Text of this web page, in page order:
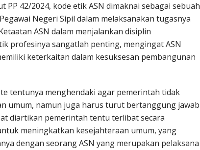
42/2024, kode etik ASN dimaknai sebagai sebuah
Negeri Sipil dalam melaksanakan tugasnya
ASN dalam menjalankan disiplin
profesinya sangatlah penting, mengingat ASN
keterkaitan dalam kesuksesan pembangunan
tentunya menghendaki agar pemerintah tidak
umum, namun juga harus turut bertanggung jawab
diartikan pemerintah tentu terlibat secara
meningkatkan kesejahteraan umum, yang
dengan seorang ASN yang merupakan pelaksana